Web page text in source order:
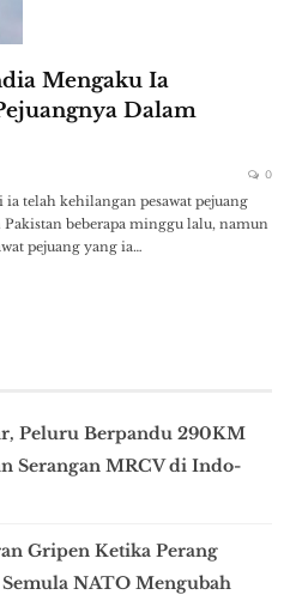
Mengaku Ia
Dalam
0
telah kehilangan pesawat pejuang
beberapa minggu lalu, namun
pejuang yang ia…
Peluru Berpandu 290KM
Serangan MRCV di Indo-
Gripen Ketika Perang
NATO Mengubah